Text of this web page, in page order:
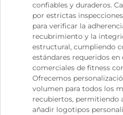
confiables y duraderos.
por estrictas
para verificar la
recubrimiento y la
estructural, cumpliendo
estándares requeridos en
comerciales de fitness
Ofrecemos
volumen para todos los
recubiertos, permitiendo
añadir logotipos